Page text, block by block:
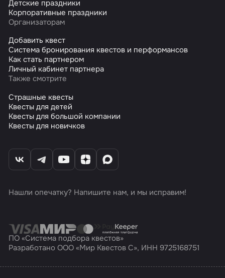
Детские праздники
Корпоративные праздники
Организаторам
Добавить квест
Система бронирования квестов и перформансов
Как стать партнером
Личный кабинет партнера
Также смотрите
Страшные квесты
Квесты для детей
Квесты для большой компании
Квесты для новичков
Нашли опечатку? Напишите нам, и мы исправим!
ПО «Система подбора квестов»
Разработано ООО «Мир Квестов С», ИНН 9725168751